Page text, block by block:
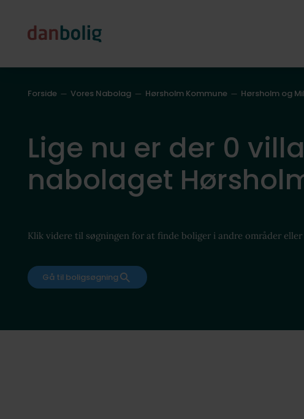
Forside Vores Nabolag Hørsholm Kommune Hørsholm og
Lige nu er der 0
nabolaget
Klik videre til søgningen for at finde boliger i andre områder
Gå til boligsøgning